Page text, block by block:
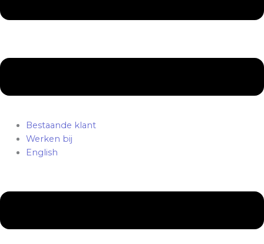
Bestaande klant
Werken bij
English